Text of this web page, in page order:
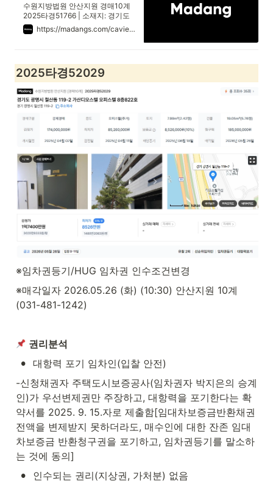
수원지방법원 안산지원 경매10계
2025타경51766 | 소재지: 경기도
안산시 단원구 고잔동 540-8 아피
체 12층1210호 | 최저가:
https://madangs.com/caview?m_code=1420250051766001
2025타경52029
※임차권등기/HUG 임차권 인수조건변경
※매각일자 2026.05.26 (화) (10:30) 안산지원 10계
(031-481-1242)
권리분석
• 대항력 포기 임차인(입찰 안전)
-신청채권자 주택도시보증공사(임차권자 박지은의 승계
인)가 우선변제권만 주장하고, 대항력을 포기한다는 확
약서를 2025. 9. 15.자로 제출함[임대차보증금반환채권
전액을 변제받지 못하더라도, 매수인에 대한 잔존 임대
차보증금 반환청구권을 포기하고, 임차권등기를 말소하
는 것에 동의]
• 인수되는 권리(지상권, 가처분) 없음